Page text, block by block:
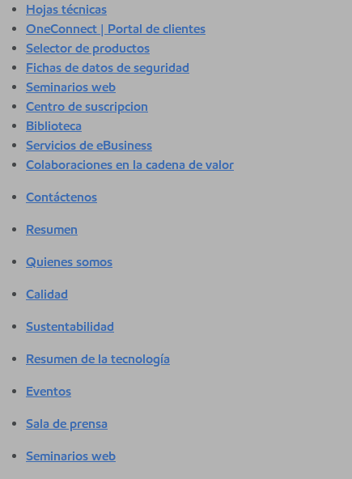
Hojas técnicas
OneConnect | Portal de clientes
Selector de productos
Fichas de datos de seguridad
Seminarios web
Centro de suscripcion
Biblioteca
Servicios de eBusiness
Colaboraciones en la cadena de valor
Contáctenos
Resumen
Quienes somos
Calidad
Sustentabilidad
Resumen de la tecnología
Eventos
Sala de prensa
Seminarios web